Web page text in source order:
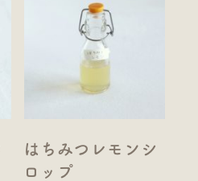
はちみつレモンシ
ロップ